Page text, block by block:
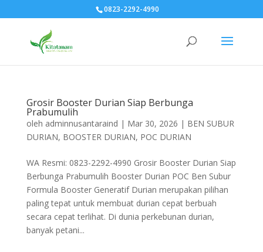
0823-2292-4990
Grosir Booster Durian Siap Berbunga
Prabumulih
oleh adminnusantaraind | Mar 30, 2026 | BEN SUBUR
DURIAN, BOOSTER DURIAN, POC DURIAN
WA Resmi: 0823-2292-4990 Grosir Booster Durian Siap
Berbunga Prabumulih Booster Durian POC Ben Subur
Formula Booster Generatif Durian merupakan pilihan
paling tepat untuk membuat durian cepat berbuah
secara cepat terlihat. Di dunia perkebunan durian,
banyak petani...